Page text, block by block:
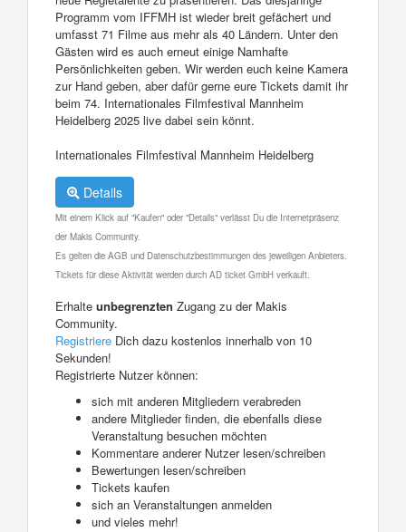
Programm vom IFFMH ist wieder breit gefächert und
umfasst 71 Filme aus mehr als 40 Ländern. Unter den
Gästen wird es auch erneut einige Namhafte
Persönlichkeiten geben. Wir werden euch keine Kamera
zur Hand geben, aber dafür gerne eure Tickets damit ihr
beim 74. Internationales Filmfestival Mannheim
Heidelberg 2025 live dabei sein könnt.
Internationales Filmfestival Mannheim Heidelberg
Details
Mit einem Klick auf "Kaufen" oder "Details" verlässt Du die Internetpräsenz
der Makis Community.
Es gelten die AGB und Datenschutzbestimmungen des jeweiligen Anbieters.
Tickets für diese Aktivität werden durch AD ticket GmbH verkauft.
Erhalte unbegrenzten Zugang zu der Makis
Community.
Registriere Dich dazu kostenlos innerhalb von 10
Sekunden!
Registrierte Nutzer können:
sich mit anderen Mitgliedern verabreden
andere Mitglieder finden, die ebenfalls diese
Veranstaltung besuchen möchten
Kommentare anderer Nutzer lesen/schreiben
Bewertungen lesen/schreiben
Tickets kaufen
sich an Veranstaltungen anmelden
und vieles mehr!